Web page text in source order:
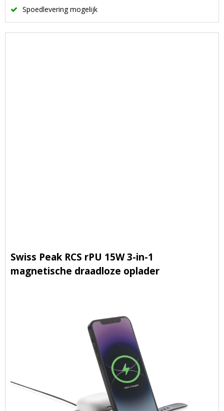
Spoedlevering mogelijk
Swiss Peak RCS rPU 15W 3-in-1
magnetische draadloze oplader